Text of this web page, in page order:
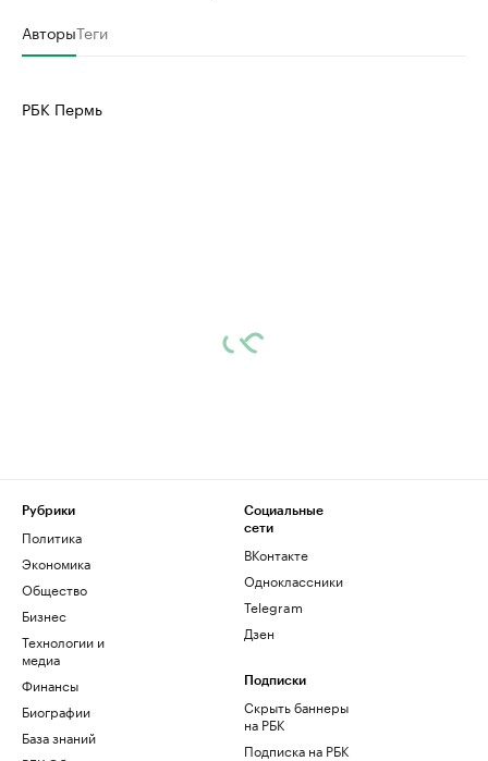
АвторыТеги
РБК Пермь
Рубрики
Политика
Экономика
Общество
Бизнес
Технологии и
медиа
Финансы
Биографии
База знаний
Социальные
сети
ВКонтакте
Одноклассники
Telegram
Дзен
Подписки
Скрыть баннеры
на РБК
Подписка на РБК